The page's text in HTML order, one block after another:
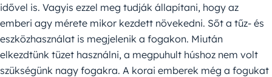
idővel is. Vagyis ezzel meg tudják állapítani, hogy az
emberi agy mérete mikor kezdett növekedni. Sőt a tűz- és
eszközhasználat is megjelenik a fogakon. Miután
elkezdtünk tüzet használni, a megpuhult húshoz nem volt
szükségünk nagy fogakra. A korai emberek még a fogukat